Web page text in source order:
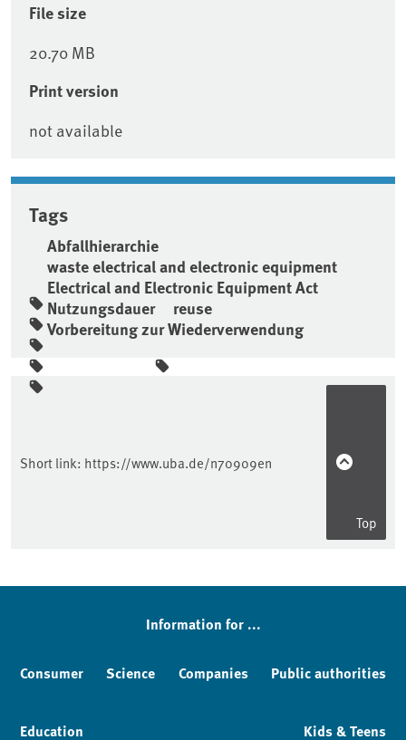
File size
20.70 MB
Print version
not available
Tags
Abfallhierarchie
waste electrical and electronic equipment
Electrical and Electronic Equipment Act
Nutzungsdauer
reuse
Vorbereitung zur Wiederverwendung
Sidebar
Short link: https://www.uba.de/n70909en
Top
Information for ...
Consumer Science Companies Public authorities
Education Kids & Teens